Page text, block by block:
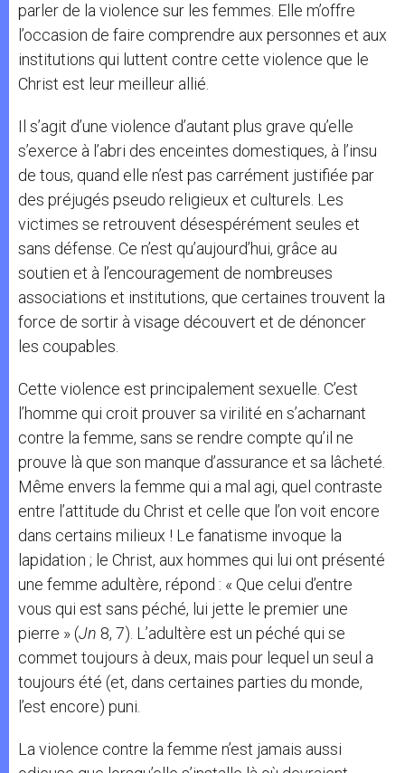
parler de la violence sur les femmes. Elle m’offre
l’occasion de faire comprendre aux personnes et aux
institutions qui luttent contre cette violence que le
Christ est leur meilleur allié.
Il s’agit d’une violence d’autant plus grave qu’elle
s’exerce à l’abri des enceintes domestiques, à l’insu
de tous, quand elle n’est pas carrément justifiée par
des préjugés pseudo religieux et culturels. Les
victimes se retrouvent désespérément seules et
sans défense. Ce n’est qu’aujourd’hui, grâce au
soutien et à l’encouragement de nombreuses
associations et institutions, que certaines trouvent la
force de sortir à visage découvert et de dénoncer
les coupables.
Cette violence est principalement sexuelle. C’est
l’homme qui croit prouver sa virilité en s’acharnant
contre la femme, sans se rendre compte qu’il ne
prouve là que son manque d’assurance et sa lâcheté.
Même envers la femme qui a mal agi, quel contraste
entre l’attitude du Christ et celle que l’on voit encore
dans certains milieux ! Le fanatisme invoque la
lapidation ; le Christ, aux hommes qui lui ont présenté
une femme adultère, répond : « Que celui d’entre
vous qui est sans péché, lui jette le premier une
pierre » (Jn 8, 7). L’adultère est un péché qui se
commet toujours à deux, mais pour lequel un seul a
toujours été (et, dans certaines parties du monde,
l’est encore) puni.
La violence contre la femme n’est jamais aussi